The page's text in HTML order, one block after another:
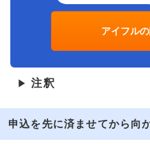
アイフル
▶ 注釈
申込を先に済ませてから向